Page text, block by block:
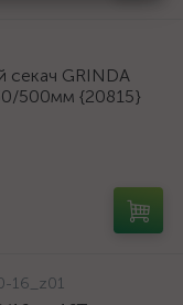
секач GRINDA
500мм {20815}
16_z01